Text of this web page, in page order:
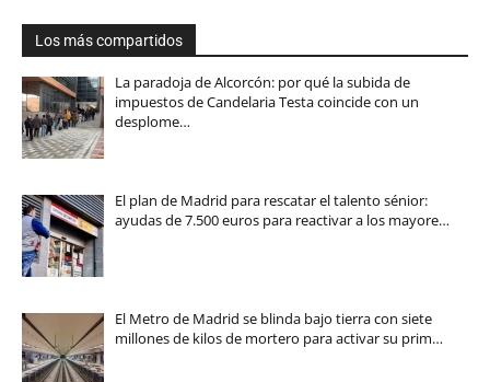
Los más compartidos
La paradoja de Alcorcón: por qué la subida de
impuestos de Candelaria Testa coincide con un
desplome…
El plan de Madrid para rescatar el talento sénior:
ayudas de 7.500 euros para reactivar a los mayore…
El Metro de Madrid se blinda bajo tierra con siete
millones de kilos de mortero para activar su prim…